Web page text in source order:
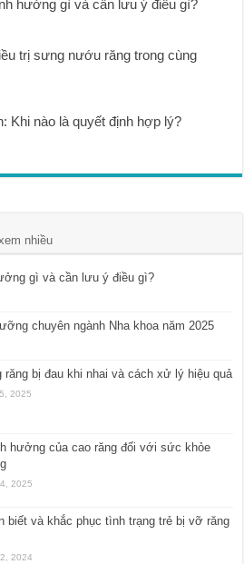
hưởng gì và cần lưu ý điều gì?
trị sưng nướu răng trong cùng
Khi nào là quyết định hợp lý?
nhiều
gì và cần lưu ý điều gì?
chuyên ngành Nha khoa năm 2025
răng bị đau khi nhai và cách xử lý hiệu quả
2025
hưởng của cao răng đối với sức khỏe
2025
biết và khắc phục tình trạng trẻ bị vỡ răng
2024